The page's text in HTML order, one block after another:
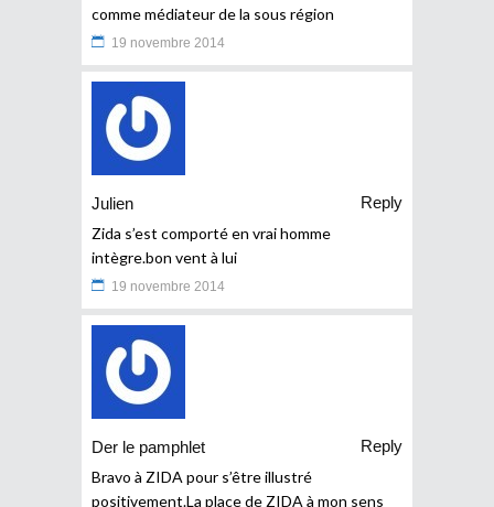
comme médiateur de la sous région
19 novembre 2014
Julien
Reply
Zida s’est comporté en vrai homme
intègre.bon vent à lui
19 novembre 2014
Der le pamphlet
Reply
Bravo à ZIDA pour s’être illustré
positivement.La place de ZIDA à mon sens